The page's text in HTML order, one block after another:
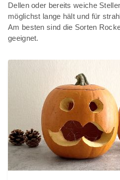
Dellen oder bereits weiche
möglichst lange hält und für
Am besten sind die Sorten
geeignet.